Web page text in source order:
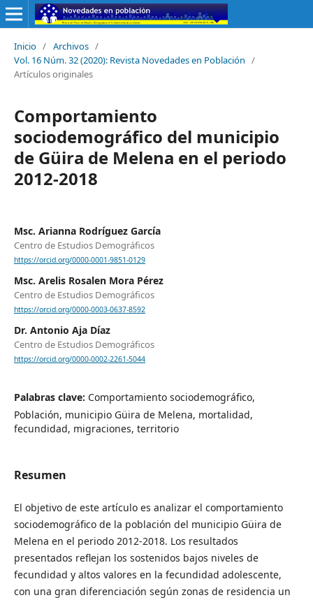
Inicio / Archivos /
Vol. 16 Núm. 32 (2020): Revista Novedades en Población /
Artículos originales
Comportamiento
sociodemográfico del municipio
de Güira de Melena en el periodo
2012-2018
Msc. Arianna Rodríguez García
Centro de Estudios Demográficos
https://orcid.org/0000-0001-9851-0129
Msc. Arelis Rosalen Mora Pérez
Centro de Estudios Demográficos
https://orcid.org/0000-0003-0637-8592
Dr. Antonio Aja Díaz
Centro de Estudios Demográficos
https://orcid.org/0000-0002-2261-5044
Palabras clave: Comportamiento sociodemográfico,
Población, municipio Güira de Melena, mortalidad,
fecundidad, migraciones, territorio
Resumen
El objetivo de este artículo es analizar el comportamiento
sociodemográfico de la población del municipio Güira de
Melena en el periodo 2012-2018. Los resultados
presentados reflejan los sostenidos bajos niveles de
fecundidad y altos valores en la fecundidad adolescente,
con una gran diferenciación según zonas de residencia un